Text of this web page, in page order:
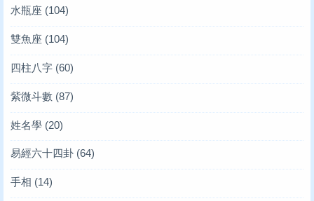
水瓶座 (104)
雙魚座 (104)
四柱八字 (60)
紫微斗數 (87)
姓名學 (20)
易經六十四卦 (64)
手相 (14)